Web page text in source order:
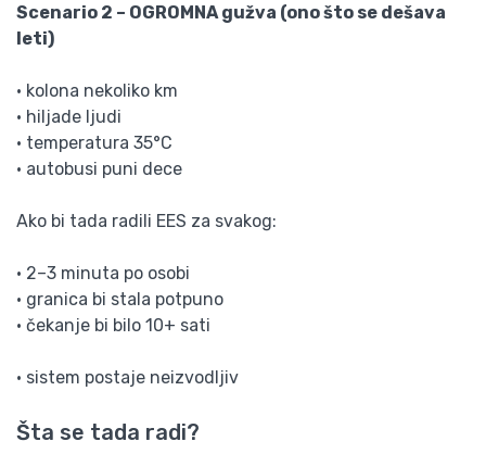
Scenario 2 – OGROMNA gužva (ono što se dešava
leti)
• kolona nekoliko km
• hiljade ljudi
• temperatura 35°C
• autobusi puni dece
Ako bi tada radili EES za svakog:
• 2–3 minuta po osobi
• granica bi stala potpuno
• čekanje bi bilo 10+ sati
• sistem postaje neizvodljiv
Šta se tada radi?